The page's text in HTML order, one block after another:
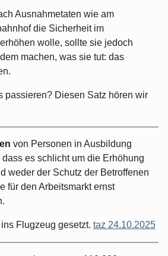
Ausnahmetaten wie am
die Sicherheit im
wolle, sollte sie jedoch
machen, was sie tut: das
passieren? Diesen Satz hören wir
von Personen in Ausbildung
es schlicht um die Erhöhung
weder der Schutz der Betroffenen
für den Arbeitsmarkt ernst
Flugzeug gesetzt. taz 24.10.2025